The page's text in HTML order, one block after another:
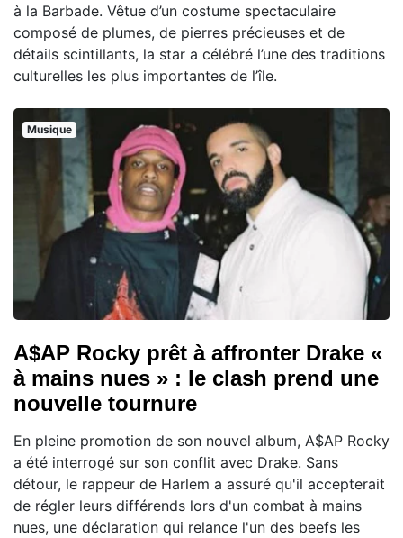
à la Barbade. Vêtue d’un costume spectaculaire
composé de plumes, de pierres précieuses et de
détails scintillants, la star a célébré l’une des traditions
culturelles les plus importantes de l’île.
Musique
A$AP Rocky prêt à affronter Drake «
à mains nues » : le clash prend une
nouvelle tournure
En pleine promotion de son nouvel album, A$AP Rocky
a été interrogé sur son conflit avec Drake. Sans
détour, le rappeur de Harlem a assuré qu'il accepterait
de régler leurs différends lors d'un combat à mains
nues, une déclaration qui relance l'un des beefs les